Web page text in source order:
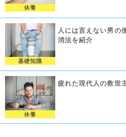
休養
基礎知識
人には言えない男の
消法を紹介
休養
疲れた現代人の救世